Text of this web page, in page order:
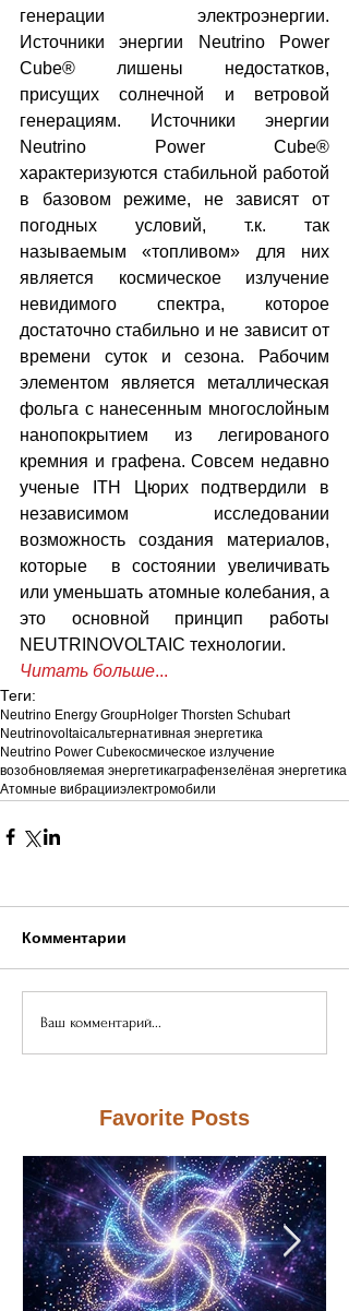
генерации электроэнергии.
Источники энергии Neutrino Power
Cube® лишены недостатков,
присущих солнечной и ветровой
генерациям. Источники энергии
Neutrino Power Cube®
характеризуются стабильной работой
в базовом режиме, не зависят от
погодных условий, т.к. так
называемым «топливом» для них
является космическое излучение
невидимого спектра, которое
достаточно стабильно и не зависит от
времени суток и сезона. Рабочим
элементом является металлическая
фольга с нанесенным многослойным
нанопокрытием из легированого
кремния и графена. Совсем недавно
ученые ITH Цюрих подтвердили в
независимом исследовании
возможность создания материалов,
которые  в состоянии увеличивать
или уменьшать атомные колебания, а
это основной принцип работы
NEUTRINOVOLTAIC технологии.
Читать больше...
Теги:
Neutrino Energy GroupHolger Thorsten Schubart
Neutrinovoltaicальтернативная энергетика
Neutrino Power Cubeкосмическое излучение
возобновляемая энергетикаграфензелёная энергетика
Атомные вибрацииэлектромобили
Комментарии
Ваш комментарий...
Favorite Posts